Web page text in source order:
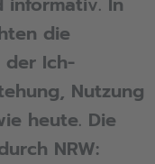
die
der Ich-
Nutzung
heute. Die
NRW: